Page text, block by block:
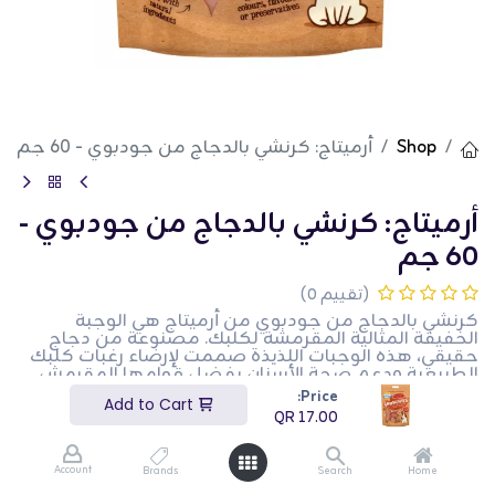
Price:
17.00
Home
Search
Brands
Account
Shop أرميتاج: كرنشي بالدجاج من جودبوي - 60 جم
أرميتاج: كرنشي بالدجاج من جودبوي -
60 جم
(تقييم 0)
كرنشي بالدجاج من جودبوي من أرميتاج هي الوجبة
الخفيفة المثالية المقرمشة لكلبك. مصنوعة من دجاج
حقيقي، هذه الوجبات اللذيذة صممت لإرضاء رغبات كلبك
الطبيعية ودعم صحة الأسنان بفضل قوامها المقرمش.
مثالية كمكافأة على السلوك الجيد أو أثناء التدريب.
مصنوعة من دجاج حقيقي
قوام مقرمش لدعم صحة الأسنان